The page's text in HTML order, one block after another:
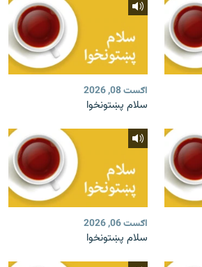
اګست 08, 2026
سلام پښتونخوا
اګست 06, 2026
سلام پښتونخوا